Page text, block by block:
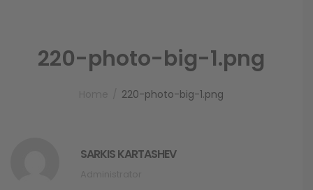
220-photo-big-1.png
220-photo-big-1.png
SARKIS KARTASHEV